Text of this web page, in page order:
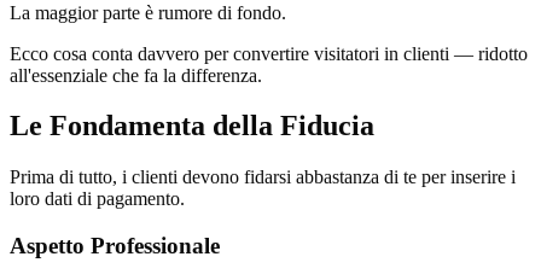
La maggior parte è rumore di fondo.
Ecco cosa conta davvero per convertire visitatori in clienti — ridotto
all'essenziale che fa la differenza.
Le Fondamenta della Fiducia
Prima di tutto, i clienti devono fidarsi abbastanza di te per inserire i
loro dati di pagamento.
Aspetto Professionale